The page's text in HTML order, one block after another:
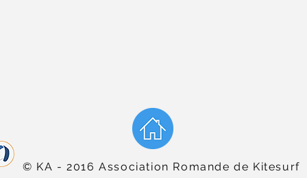
© KA - 2016 Association Romande de Kitesurf